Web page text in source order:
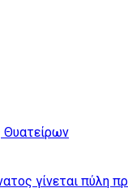
Θυατείρων
γίνεται πύλη